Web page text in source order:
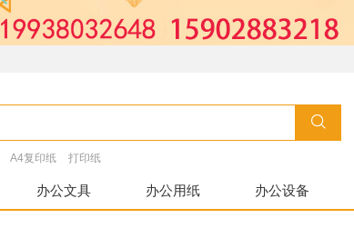
A4复印纸 打印纸
办公文具 办公用纸 办公设备